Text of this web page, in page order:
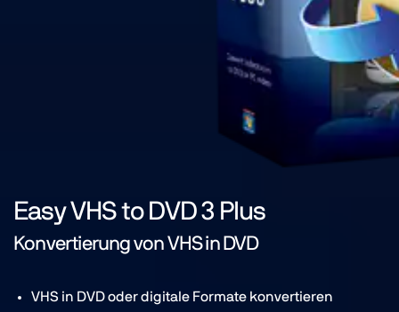
Easy VHS to DVD 3 Plus
Konvertierung von VHS in DVD
VHS in DVD oder digitale Formate konvertieren